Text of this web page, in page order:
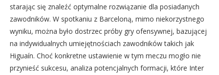
starając się znaleźć optymalne rozwiązanie dla posiadanych
zawodników. W spotkaniu z Barceloną, mimo niekorzystnego
wyniku, można było dostrzec próby gry ofensywnej, bazującej
na indywidualnych umiejętnościach zawodników takich jak
Higuaín. Choć konkretne ustawienie w tym meczu mogło nie
przynieść sukcesu, analiza potencjalnych formacji, które Inter